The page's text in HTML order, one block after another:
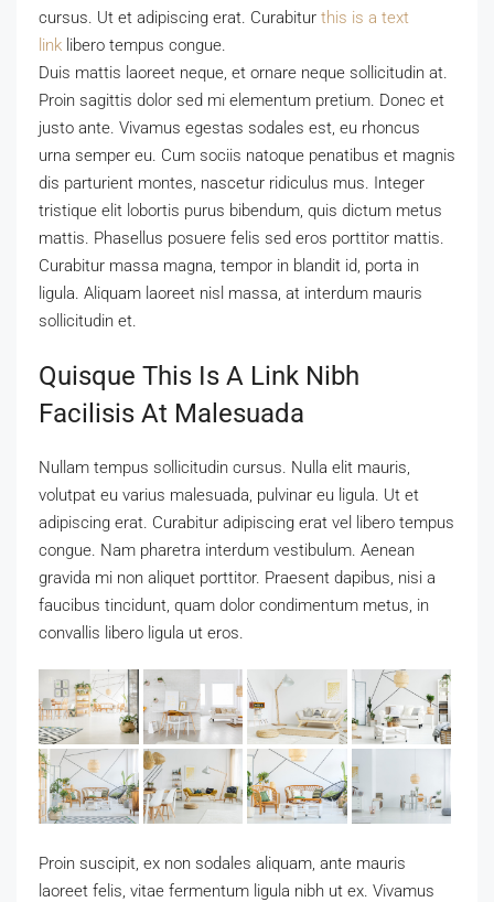
cursus. Ut et adipiscing erat. Curabitur this is a text
link libero tempus congue.
Duis mattis laoreet neque, et ornare neque sollicitudin at.
Proin sagittis dolor sed mi elementum pretium. Donec et
justo ante. Vivamus egestas sodales est, eu rhoncus
urna semper eu. Cum sociis natoque penatibus et magnis
dis parturient montes, nascetur ridiculus mus. Integer
tristique elit lobortis purus bibendum, quis dictum metus
mattis. Phasellus posuere felis sed eros porttitor mattis.
Curabitur massa magna, tempor in blandit id, porta in
ligula. Aliquam laoreet nisl massa, at interdum mauris
sollicitudin et.
Quisque This Is A Link Nibh
Facilisis At Malesuada
Nullam tempus sollicitudin cursus. Nulla elit mauris,
volutpat eu varius malesuada, pulvinar eu ligula. Ut et
adipiscing erat. Curabitur adipiscing erat vel libero tempus
congue. Nam pharetra interdum vestibulum. Aenean
gravida mi non aliquet porttitor. Praesent dapibus, nisi a
faucibus tincidunt, quam dolor condimentum metus, in
convallis libero ligula ut eros.
Proin suscipit, ex non sodales aliquam, ante mauris
laoreet felis, vitae fermentum ligula nibh ut ex. Vivamus